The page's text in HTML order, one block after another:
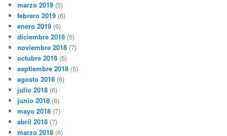
marzo 2019 (5)
febrero 2019 (6)
enero 2019 (6)
diciembre 2018 (5)
noviembre 2018 (7)
octubre 2018 (5)
septiembre 2018 (5)
agosto 2018 (6)
julio 2018 (6)
junio 2018 (6)
mayo 2018 (7)
abril 2018 (7)
marzo 2018 (6)